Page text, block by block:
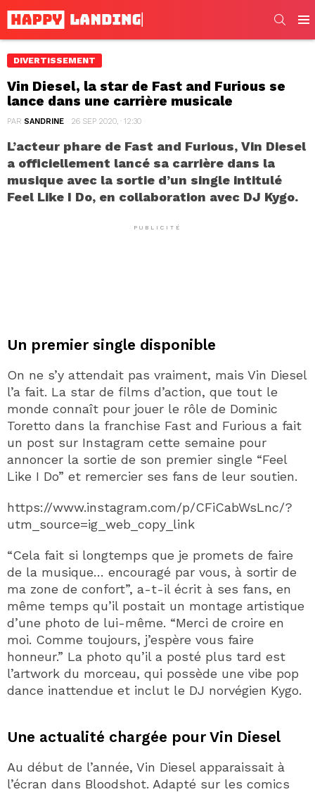
DIVERTISSEMENT
Vin Diesel, la star de Fast and Furious se
lance dans une carrière musicale
PAR SANDRINE 26 SEP 2020, · 12:30
L’acteur phare de Fast and Furious, Vin Diesel
a officiellement lancé sa carrière dans la
musique avec la sortie d’un single intitulé
Feel Like I Do, en collaboration avec DJ Kygo.
PUBLICITÉ
Un premier single disponible
On ne s’y attendait pas vraiment, mais Vin Diesel
l’a fait. La star de films d’action, que tout le
monde connaît pour jouer le rôle de Dominic
Toretto dans la franchise Fast and Furious a fait
un post sur Instagram cette semaine pour
annoncer la sortie de son premier single “Feel
Like I Do” et remercier ses fans de leur soutien.
https://www.instagram.com/p/CFiCabWsLnc/?
utm_source=ig_web_copy_link
“Cela fait si longtemps que je promets de faire
de la musique… encouragé par vous, à sortir de
ma zone de confort”, a-t-il écrit à ses fans, en
même temps qu’il postait un montage artistique
d’une photo de lui-même. “Merci de croire en
moi. Comme toujours, j’espère vous faire
honneur.” La photo qu’il a posté plus tard est
l’artwork du morceau, qui possède une vibe pop
dance inattendue et inclut le DJ norvégien Kygo.
Une actualité chargée pour Vin Diesel
Au début de l’année, Vin Diesel apparaissait à
l’écran dans Bloodshot. Adapté sur les comics